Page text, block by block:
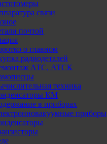
связи
почтой
о главном
радиодеталей
АТС, АТСК
техника
КМ
в приборах
приборы